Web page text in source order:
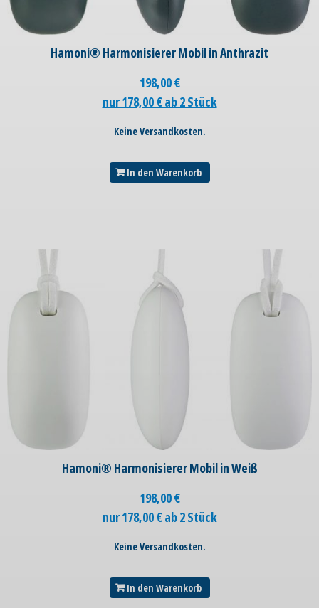
Hamoni® Harmonisierer Mobil in Anthrazit
198,00€
nur 178,00 € ab 2 Stück
Keine Versandkosten.
In den Warenkorb
Hamoni® Harmonisierer Mobil in Weiß
198,00€
nur 178,00 € ab 2 Stück
Keine Versandkosten.
In den Warenkorb